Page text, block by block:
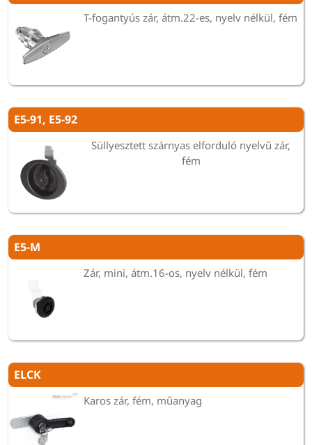
T-fogantyús zár, átm.22-es, nyelv nélkül, fém
E5-91, E5-92
Süllyesztett szárnyas elforduló nyelvű zár,
fém
E5-M
Zár, mini, átm.16-os, nyelv nélkül, fém
ELCK
Karos zár, fém, műanyag